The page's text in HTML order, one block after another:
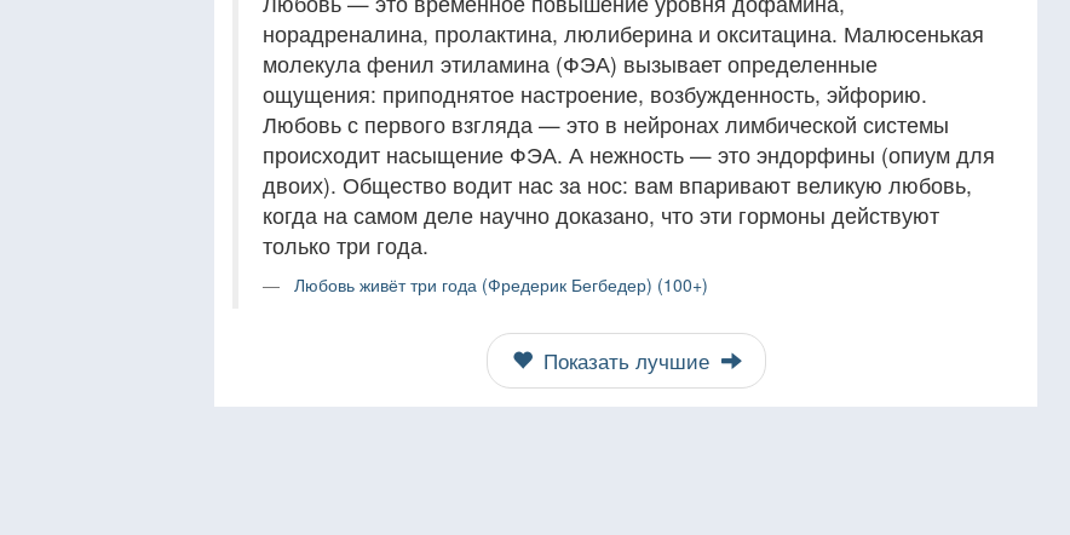
норадреналина, пролактина, люлиберина и окситацина. Малюсенькая
молекула фенил этиламина (ФЭА) вызывает определенные
ощущения: приподнятое настроение, возбужденность, эйфорию.
Любовь с первого взгляда — это в нейронах лимбической системы
происходит насыщение ФЭА. А нежность — это эндорфины (опиум для
двоих). Общество водит нас за нос: вам впаривают великую любовь,
когда на самом деле научно доказано, что эти гормоны действуют
только три года.
Любовь живёт три года (Фредерик Бегбедер) (100+)
Показать лучшие